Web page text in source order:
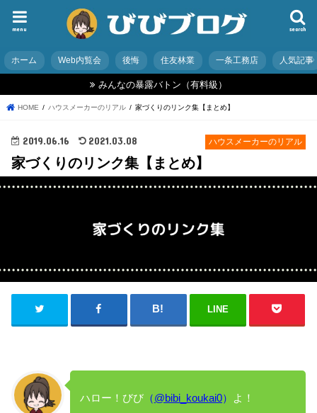
search
menu
ホーム Web内覧会 後悔 住友林業 一条工務店 人気記事
みんなの暴露バトン（有料級）
HOME ハウスメーカーのリアル 家づくりのリンク集【まとめ】
ハウスメーカーのリアル
2019.06.16 2021.03.08
家づくりのリンク集【まとめ】
LINE
ハロー！びび（@bibi_koukai0） よ！